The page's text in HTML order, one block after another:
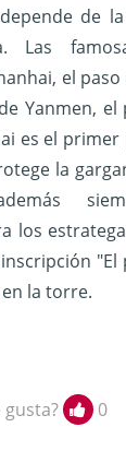
de
Las
el paso
Yanmen, el
es el
la
los
la torre.
gusta? 0